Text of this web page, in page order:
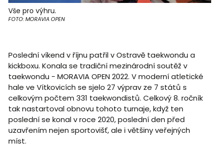
Vše pro výhru.
FOTO: MORAVIA OPEN
Poslední víkend v říjnu patřil v Ostravě taekwondu a
kickboxu. Konala se tradiční mezinárodní soutěž v
taekwondu - MORAVIA OPEN 2022. V moderní atletické
hale ve Vítkovicích se sjelo 27 výprav ze 7 států s
celkovým počtem 331 taekwondistů. Celkový 8. ročník
tak nastartoval obnovu tohoto turnaje, když ten
poslední se konal v roce 2020, poslední den před
uzavřením nejen sportovišť, ale i většiny veřejných
míst.